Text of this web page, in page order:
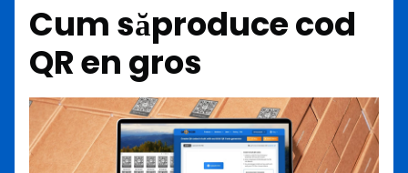
Cum săproduce cod
QRen gros